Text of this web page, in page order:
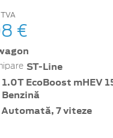
€
ST-Line
1.0T EcoBoost mHEV
Benzină
Automată, 7 viteze